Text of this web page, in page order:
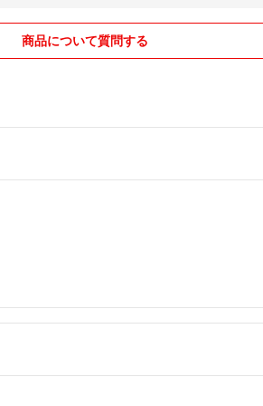
価格変更後)の横取り行為は悲しい気持ちになり
い…(;_;)
商品について質問する